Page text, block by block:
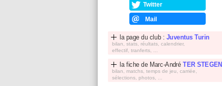
Twitter
Mail
la page du club : Juventus Turin
bilan, stats, réultats, calendrier,
effectif, tranferts, ...
la fiche de Marc-AndréTER STEGEN
bilan, matchs, temps de jeu, carriée,
sélections, photos, ...